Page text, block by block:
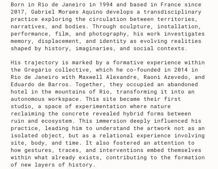
Born in Rio de Janeiro in 1994 and based in France since
2017, Gabriel Moraes Aquino develops a transdisciplinary
practice exploring the circulation between territories,
narratives, and bodies. Through sculpture, installation,
performance, film, and photography, his work investigates
memory, displacement, and identity as evolving realities
shaped by history, imaginaries, and social contexts.
His trajectory is marked by a formative experience within
the Gregário collective, which he co-founded in 2014 in
Rio de Janeiro with Maxwell Alexandre, Raoni Azevedo, and
Eduardo de Barros. Together, they occupied an abandoned
hotel in the mountains of Rio, transforming it into an
autonomous workspace. This site became their first
studio, a space of experimentation where nature
reclaiming the concrete revealed hybrid forms between
ruin and ecosystem. This immersion deeply influenced his
practice, leading him to understand the artwork not as an
isolated object, but as a relational experience involving
site, body, and time. It also fostered an attention to
how gestures, traces, and interventions embed themselves
within what already exists, contributing to the formation
of new layers of history.